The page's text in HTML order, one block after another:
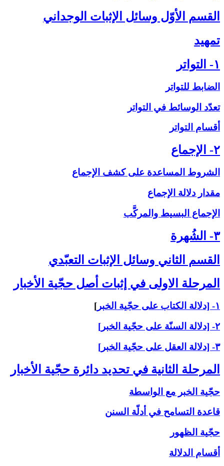
القسم الأوّل وسائل الإثبات الوجداني
تمهيد
۱- التواتر
الضابط للتواتر
تعدّد الوسائط في التواتر
أقسام التواتر
۲- الإجماع‏
الشروط المساعدة على‏ كشف الإجماع
مقدار دلالة الإجماع
الإجماع البسيط والمركَّب
۳- الشُهرة
القسم الثاني ‏وسائل الإثبات التعبّدي‏
المرحلة الاولى ‏في إثبات أصل حجّية الأخبار
۱- [دلالة الكتاب على حجّية الخبر
]
۲- [دلالة السنّة على حجّية الخبر]
۳- [دلالة العقل على حجّية الخبر]
المرحلة الثانية في تحديد دائرة حجّية الأخبار
حجّية الخبر مع الواسطة
قاعدة التسامح في أدلّة السنن
حجّية الظهور
أقسام الدلالة